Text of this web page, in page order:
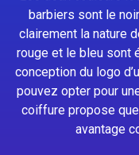
barbiers sont le
clairement la nature
rouge et le bleu sont
conception du logo
pouvez opter pour
coiffure propose
avantage